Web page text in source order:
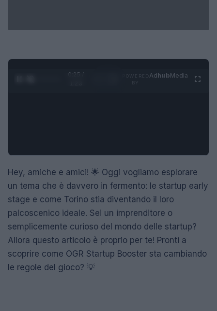
0:26 /
AdhubMedia
Hey, amiche e amici! 🌟 Oggi vogliamo esplorare
un tema che è davvero in fermento: le startup early
stage e come Torino stia diventando il loro
palcoscenico ideale. Sei un imprenditore o
semplicemente curioso del mondo delle startup?
Allora questo articolo è proprio per te! Pronti a
scoprire come OGR Startup Booster sta cambiando
le regole del gioco? 💡